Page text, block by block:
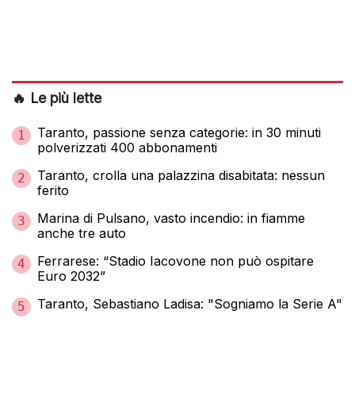
🔥 Le più lette
1
Taranto, passione senza categorie: in 30 minuti
polverizzati 400 abbonamenti
2
Taranto, crolla una palazzina disabitata: nessun
ferito
3
Marina di Pulsano, vasto incendio: in fiamme
anche tre auto
4
Ferrarese: “Stadio Iacovone non può ospitare
Euro 2032”
5 Taranto, Sebastiano Ladisa: "Sogniamo la Serie A"